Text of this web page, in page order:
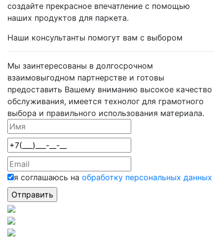
создайте прекрасное впечатление с помощью
наших продуктов для паркета.
Наши консультанты помогут вам с выбором
Мы заинтересованы в долгосрочном
взаимовыгодном партнерстве и готовы
предоставить Вашему вниманию высокое качество
обслуживания, имеется технолог для грамотного
выбора и правильного использования материала.
я соглашаюсь на обработку персональных данных